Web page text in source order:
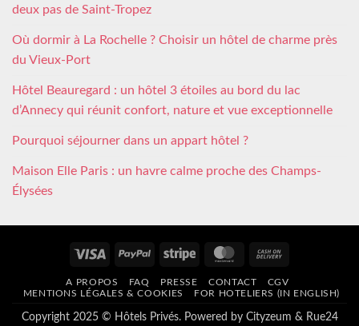
deux pas de Saint-Tropez
Où dormir à La Rochelle ? Choisir un hôtel de charme près
du Vieux-Port
Hôtel Beauregard : un hôtel 3 étoiles au bord du lac
d’Annecy qui réunit confort, nature et vue exceptionnelle
Pourquoi séjourner dans un appart hôtel ?
Maison Elle Paris : un havre calme proche des Champs-
Élysées
Visa PayPal Stripe MasterCard
Delivery
A PROPOS FAQ PRESSE CONTACT
CGV
MENTIONS LÉGALES & COOKIES
FOR HOTELIERS (IN ENGLISH)
Copyright 2025 © Hôtels Privés. Powered by Cityzeum & Rue24